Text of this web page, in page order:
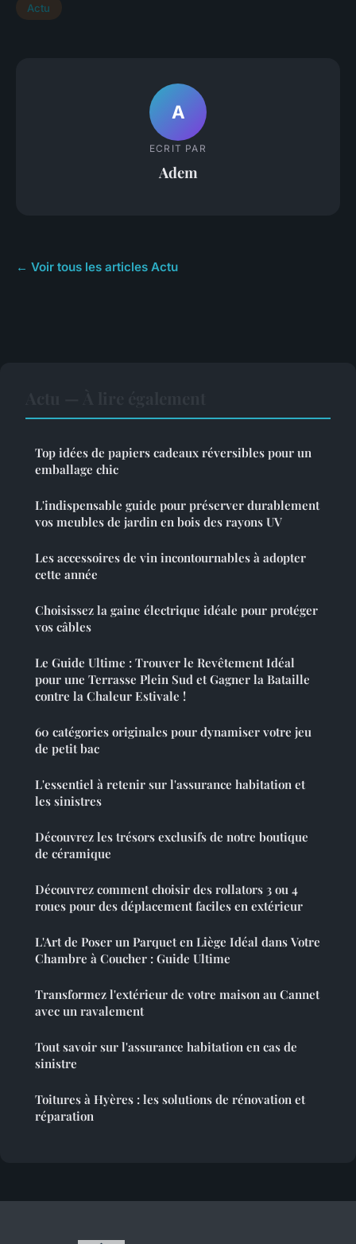
Actu
A
ECRIT PAR
Adem
← Voir tous les articles Actu
Top idées de papiers cadeaux réversibles pour un
emballage chic
L'indispensable guide pour préserver durablement
vos meubles de jardin en bois des rayons UV
Les accessoires de vin incontournables à adopter
cette année
Choisissez la gaine électrique idéale pour protéger
vos câbles
Le Guide Ultime : Trouver le Revêtement Idéal
pour une Terrasse Plein Sud et Gagner la Bataille
contre la Chaleur Estivale !
60 catégories originales pour dynamiser votre jeu
de petit bac
L'essentiel à retenir sur l'assurance habitation et
les sinistres
Découvrez les trésors exclusifs de notre boutique
de céramique
Découvrez comment choisir des rollators 3 ou 4
roues pour des déplacement faciles en extérieur
L'Art de Poser un Parquet en Liège Idéal dans Votre
Chambre à Coucher : Guide Ultime
Transformez l'extérieur de votre maison au Cannet
avec un ravalement
Tout savoir sur l'assurance habitation en cas de
sinistre
Toitures à Hyères : les solutions de rénovation et
réparation